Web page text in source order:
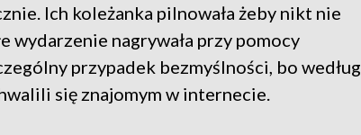
Ich koleżanka pilnowała żeby nikt nie
wydarzenie nagrywała przy pomocy
przypadek bezmyślności, bo według
się znajomym w internecie.